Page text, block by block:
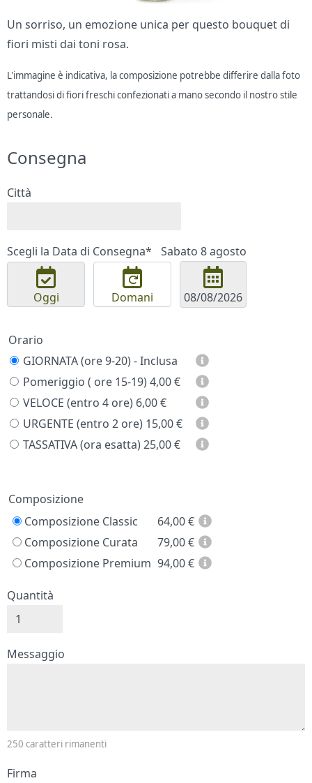
Un sorriso, un emozione unica per questo bouquet di
fiori misti dai toni rosa.
L'immagine è indicativa, la composizione potrebbe differire dalla foto
trattandosi di fiori freschi confezionati a mano secondo il nostro stile
personale.
Consegna
Città
Scegli la Data di Consegna* Sabato 8 agosto
Oggi Domani
Orario
GIORNATA (ore 9-20) - Inclusa
Pomeriggio ( ore 15-19) 4,00 €
VELOCE (entro 4 ore) 6,00 €
URGENTE (entro 2 ore) 15,00 €
TASSATIVA (ora esatta) 25,00 €
Prezzo
Composizione
Composizione Classic
64,00€
Composizione Curata
79,00€
Composizione Premium 94,00€
Quantità
Messaggio e firma
Messaggio
250 caratteri rimanenti
Firma